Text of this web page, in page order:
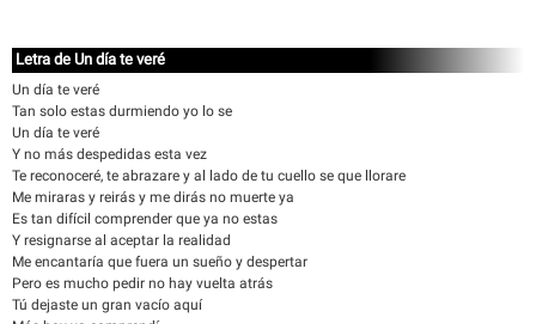
Letra de Un día te veré
Un día te veré
Tan solo estas durmiendo yo lo se
Un día te veré
Y no más despedidas esta vez
Te reconoceré, te abrazare y al lado de tu cuello se que llorare
Me miraras y reirás y me dirás no muerte ya
Es tan difícil comprender que ya no estas
Y resignarse al aceptar la realidad
Me encantaría que fuera un sueño y despertar
Pero es mucho pedir no hay vuelta atrás
Tú dejaste un gran vacío aquí